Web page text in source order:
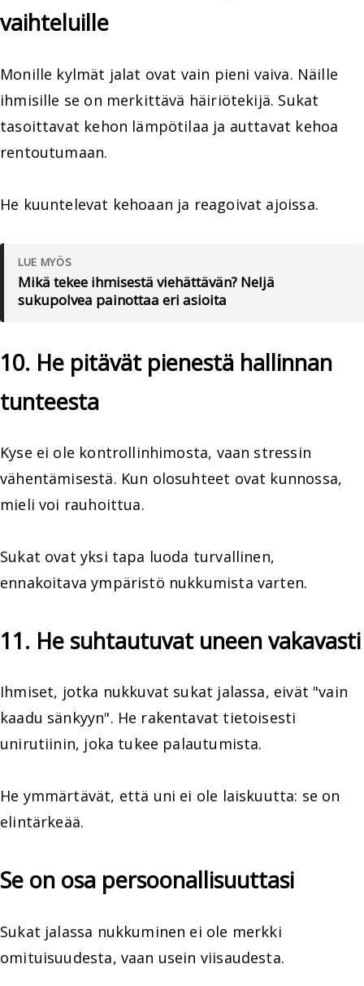
vaihteluille
Monille kylmät jalat ovat vain pieni vaiva. Näille
ihmisille se on merkittävä häiriötekijä. Sukat
tasoittavat kehon lämpötilaa ja auttavat kehoa
rentoutumaan.
He kuuntelevat kehoaan ja reagoivat ajoissa.
LUE MYÖS
Mikä tekee ihmisestä viehättävän? Neljä
sukupolvea painottaa eri asioita
10. He pitävät pienestä hallinnan
tunteesta
Kyse ei ole kontrollinhimosta, vaan stressin
vähentämisestä. Kun olosuhteet ovat kunnossa,
mieli voi rauhoittua.
Sukat ovat yksi tapa luoda turvallinen,
ennakoitava ympäristö nukkumista varten.
11. He suhtautuvat uneen vakavasti
Ihmiset, jotka nukkuvat sukat jalassa, eivät "vain
kaadu sänkyyn". He rakentavat tietoisesti
unirutiinin, joka tukee palautumista.
He ymmärtävät, että uni ei ole laiskuutta: se on
elintärkeää.
Se on osa persoonallisuuttasi
Sukat jalassa nukkuminen ei ole merkki
omituisuudesta, vaan usein viisaudesta.